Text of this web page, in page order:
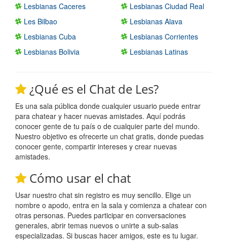
Lesbianas Caceres
Lesbianas Ciudad Real
Les Bilbao
Lesbianas Alava
Lesbianas Cuba
Lesbianas Corrientes
Lesbianas Bolivia
Lesbianas Latinas
¿Qué es el Chat de Les?
Es una sala pública donde cualquier usuario puede entrar
para chatear y hacer nuevas amistades. Aquí podrás
conocer gente de tu país o de cualquier parte del mundo.
Nuestro objetivo es ofrecerte un chat gratis, donde puedas
conocer gente, compartir intereses y crear nuevas
amistades.
Cómo usar el chat
Usar nuestro chat sin registro es muy sencillo. Elige un
nombre o apodo, entra en la sala y comienza a chatear con
otras personas. Puedes participar en conversaciones
generales, abrir temas nuevos o unirte a sub-salas
especializadas. Si buscas hacer amigos, este es tu lugar.